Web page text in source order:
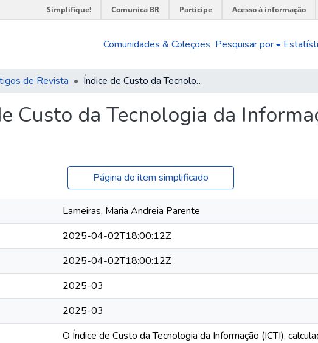
Simplifique! Comunica BR Participe Acesso à informação
Comunidades & Coleções Pesquisar por
de Revista Índice de Custo da Tecnologia da Informação (ICTI) - dezembro de 2024
Custo da Tecnologia da
Página do item simplificado
Lameiras, Maria Andreia Parente
2025-04-02T18:00:12Z
2025-04-02T18:00:12Z
2025-03
2025-03
O Índice de Custo da Tecnologia da Informação (ICTI),